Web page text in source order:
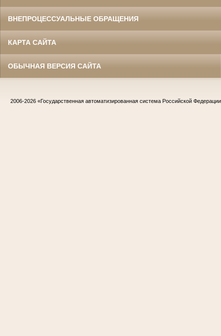
ВНЕПРОЦЕССУАЛЬНЫЕ ОБРАЩЕНИЯ
КАРТА САЙТА
ОБЫЧНАЯ ВЕРСИЯ САЙТА
2006-2026 «Государственная автоматизированная система Российской